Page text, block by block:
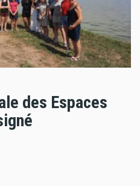
des Espaces